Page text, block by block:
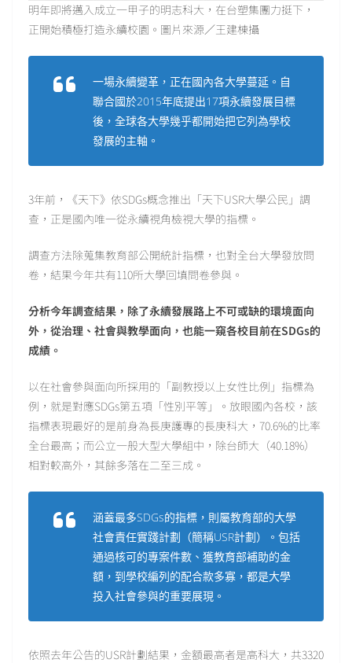
明年即將邁入成立一甲子的明志科大，在台塑集團力挺下，
正開始積極打造永續校園。圖片來源／王建棟攝
一場永續變革，正在國內各大學蔓延。自
聯合國於2015年底提出17項永續發展目標
後，全球各大學幾乎都開始把它列為學校
發展的主軸。
3年前，《天下》依SDGs概念推出「天下USR大學公民」調
查，正是國內唯一從永續視角檢視大學的指標。
調查方法除蒐集教育部公開統計指標，也對全台大學發放問
卷，結果今年共有110所大學回填問卷參與。
分析今年調查結果，除了永續發展路上不可或缺的環境面向
外，從治理、社會與教學面向，也能一窺各校目前在SDGs的
成績。
以在社會參與面向所採用的「副教授以上女性比例」指標為
例，就是對應SDGs第五項「性別平等」。放眼國內各校，該
指標表現最好的是前身為長庚護專的長庚科大，70.6%的比率
全台最高；而公立一般大型大學組中，除台師大（40.18%）
相對較高外，其餘多落在二至三成。
涵蓋最多SDGs的指標，則屬教育部的大學
社會責任實踐計劃（簡稱USR計劃）。包括
通過核可的專案件數、獲教育部補助的金
額，到學校編列的配合款多寡，都是大學
投入社會參與的重要展現。
依照去年公告的USR計劃結果，金額最高者是高科大，共3320